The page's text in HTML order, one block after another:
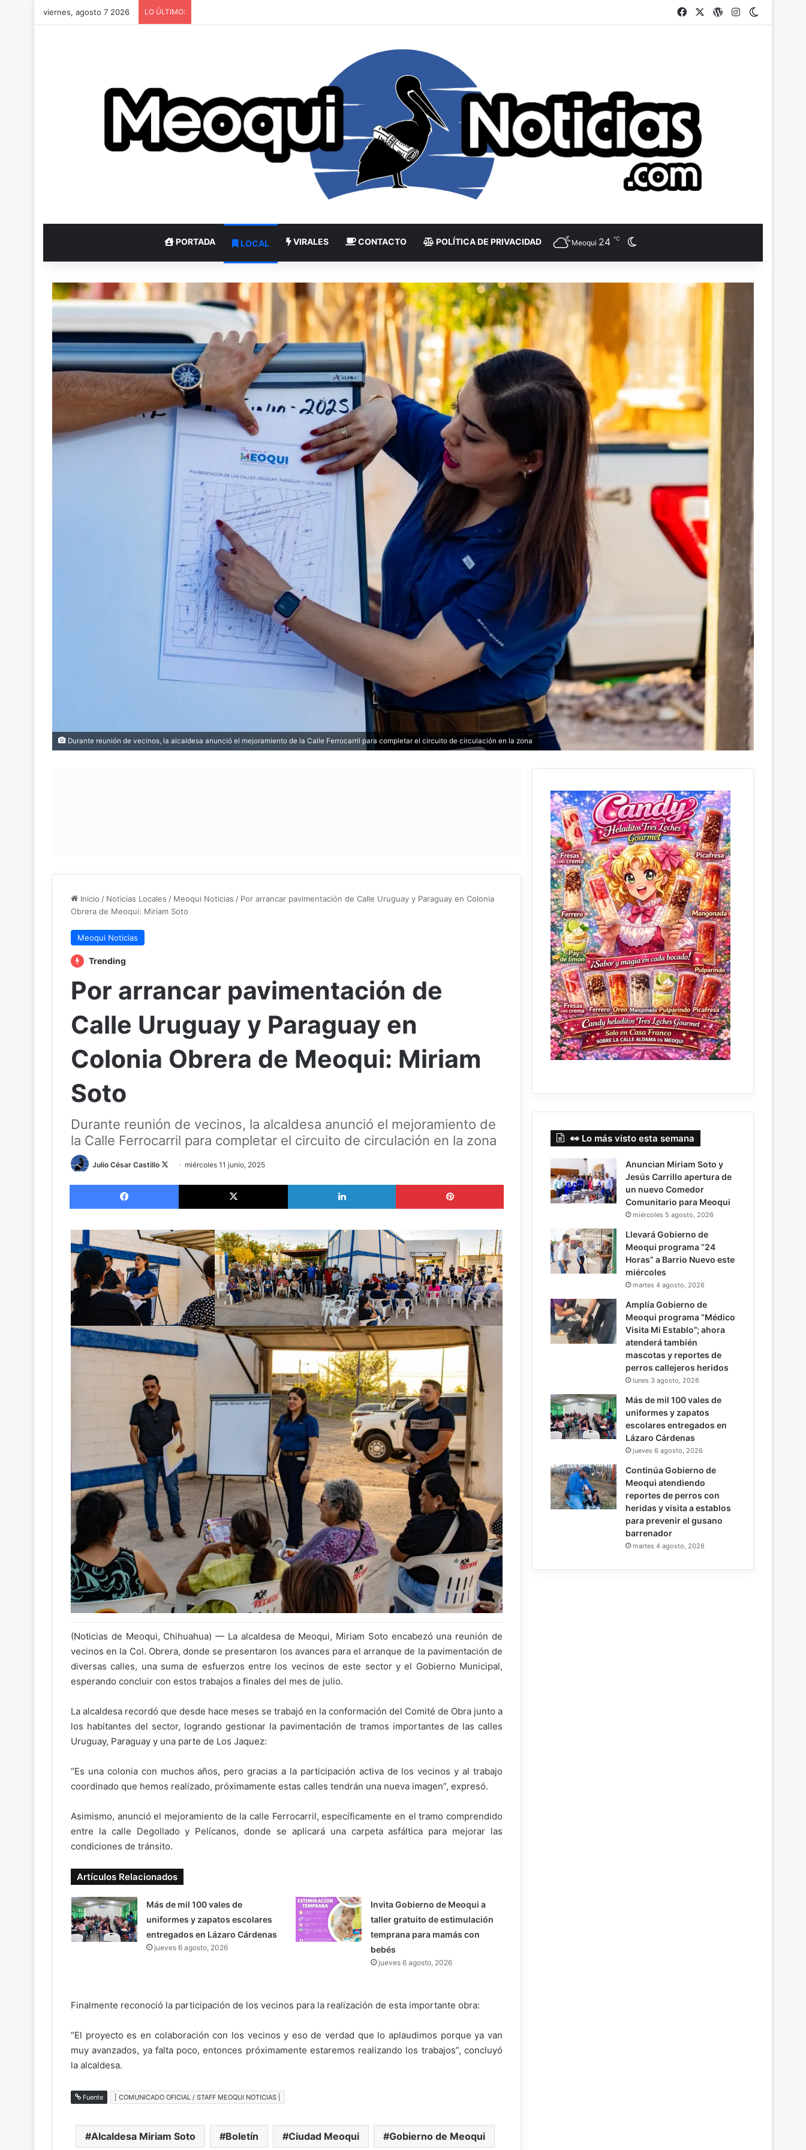
viernes, agosto 7 2026 LO ÚLTIMO: FacebookWordPress
Instagram
PORTADA LOCAL VIRALES CONTACTO POLÍTICA DE PRIVACIDAD Meoqui 24 ℃
Durante reunión de vecinos, la alcaldesa anunció el mejoramiento de la Calle Ferrocarril para completar el circuito de circulación en la zona
Inicio / Noticias Locales / Meoqui Noticias / Por arrancar pavimentación de Calle Uruguay y Paraguay en Colonia
Obrera de Meoqui: Miriam Soto
Meoqui Noticias
Trending
Por arrancar pavimentación de
Calle Uruguay y Paraguay en
Colonia Obrera de Meoqui: Miriam
Soto
Durante reunión de vecinos, la alcaldesa anunció el mejoramiento de
la Calle Ferrocarril para completar el circuito de circulación en la zona
Julio César Castillo
Followmiércoles 11 junio, 2025
Facebook X LinkedIn Pinterest
(Noticias de Meoqui, Chihuahua) — La alcaldesa de Meoqui, Miriam Soto encabezó una reunión de
vecinos en la Col. Obrera, donde se presentaron los avances para el arranque de la pavimentación de
diversas calles, una suma de esfuerzos entre los vecinos de este sector y el Gobierno Municipal,
esperando concluir con estos trabajos a finales del mes de julio.
La alcaldesa recordó que desde hace meses se trabajó en la conformación del Comité de Obra junto a
los habitantes del sector, logrando gestionar la pavimentación de tramos importantes de las calles
Uruguay, Paraguay y una parte de Los Jaquez:
“Es una colonia con muchos años, pero gracias a la participación activa de los vecinos y al trabajo
coordinado que hemos realizado, próximamente estas calles tendrán una nueva imagen”, expresó.
Asimismo, anunció el mejoramiento de la calle Ferrocarril, específicamente en el tramo comprendido
entre la calle Degollado y Pelícanos, donde se aplicará una carpeta asfáltica para mejorar las
condiciones de tránsito.
Artículos Relacionados
Más de mil 100 vales de
uniformes y zapatos escolares
entregados en Lázaro Cárdenas
jueves 6 agosto, 2026
Invita Gobierno de Meoqui a
taller gratuito de estimulación
temprana para mamás con
bebés
jueves 6 agosto, 2026
Finalmente reconoció la participación de los vecinos para la realización de esta importante obra:
“El proyecto es en colaboración con los vecinos y eso de verdad que lo aplaudimos porque ya van
muy avanzados, ya falta poco, entonces próximamente estaremos realizando los trabajos”, concluyó
la alcaldesa.
Fuente | COMUNICADO OFICIAL / STAFF MEOQUI NOTICIAS |
Alcaldesa Miriam Soto Boletín Ciudad Meoqui Gobierno de Meoqui
👀 Lo más visto esta semana
Anuncian Miriam Soto y
Jesús Carrillo apertura de
un nuevo Comedor
Comunitario para Meoqui
miércoles 5 agosto, 2026
Llevará Gobierno de
Meoqui programa “24
Horas” a Barrio Nuevo este
miércoles
martes 4 agosto, 2026
Amplía Gobierno de
Meoqui programa “Médico
Visita Mi Establo”; ahora
atenderá también
mascotas y reportes de
perros callejeros heridos
lunes 3 agosto, 2026
Más de mil 100 vales de
uniformes y zapatos
escolares entregados en
Lázaro Cárdenas
jueves 6 agosto, 2026
Continúa Gobierno de
Meoqui atendiendo
reportes de perros con
heridas y visita a establos
para prevenir el gusano
barrenador
martes 4 agosto, 2026